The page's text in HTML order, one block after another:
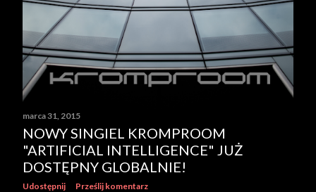
marca 31, 2015
NOWY SINGIEL KROMPROOM
"ARTIFICIAL INTELLIGENCE" JUŻ
DOSTĘPNY GLOBALNIE!
Udostępnij Prześlij komentarz